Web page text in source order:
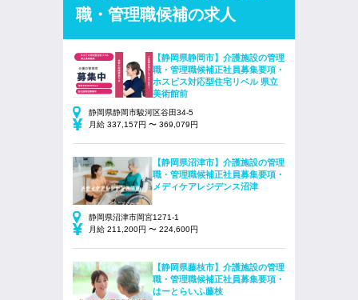
職・管理職候補の求人
【静岡県静岡市】介護施設の管理
職・管理職候補正社員募集要項・
ホスピス対応型住宅リベル 県立
美術館前
静岡県静岡市駿河区谷田34-5
月給 337,157円 〜 369,079円
【静岡県沼津市】介護施設の管理
職・管理職候補正社員募集要項・
メディケアレジデンス沼津
静岡県沼津市岡宮1271-1
月給 211,200円 〜 224,600円
【静岡県藤枝市】介護施設の管理
職・管理職候補正社員募集要項・
はーとらいふ藤枝